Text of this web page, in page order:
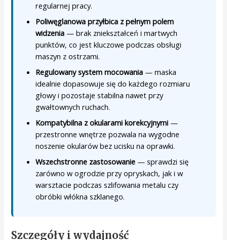
regularnej pracy.
Poliwęglanowa przyłbica z pełnym polem
widzenia — brak zniekształceń i martwych
punktów, co jest kluczowe podczas obsługi
maszyn z ostrzami.
Regulowany system mocowania — maska
idealnie dopasowuje się do każdego rozmiaru
głowy i pozostaje stabilna nawet przy
gwałtownych ruchach.
Kompatybilna z okularami korekcyjnymi —
przestronne wnętrze pozwala na wygodne
noszenie okularów bez ucisku na oprawki.
Wszechstronne zastosowanie — sprawdzi się
zarówno w ogrodzie przy opryskach, jak i w
warsztacie podczas szlifowania metalu czy
obróbki włókna szklanego.
Szczegóły i wydajność